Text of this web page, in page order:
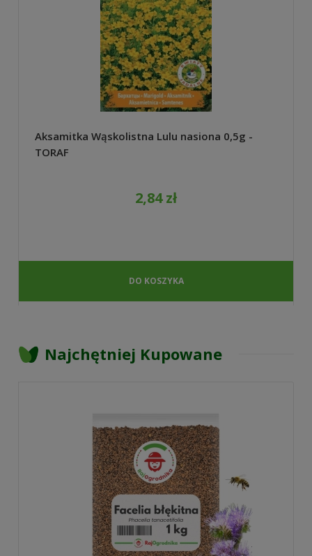
Aksamitka Wąskolistna Lulu nasiona 0,5g -
TORAF
2,84 zł
DO KOSZYKA
Najchętniej Kupowane